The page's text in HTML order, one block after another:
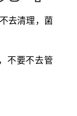
去清理，菌
不要不去管